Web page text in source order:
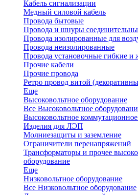
Кабель сигнализации
Медный силовой кабель
Провода бытовые
Провода и шнуры
Провода изолированные для
Провода неизолированные
Провода установочные гибкие и
Прочие кабели
Прочие провода
Ретро провод витой
Еще
Высоковольтное оборудование
Все Высоковольтное
Высоковольтное
Изделия для ЛЭП
Молниезащиты и заземление
Ограничители перенапряжений
Трансформаторы и прочее
оборудование
Еще
Низковольтное оборудование
Все Низковольтное оборудование